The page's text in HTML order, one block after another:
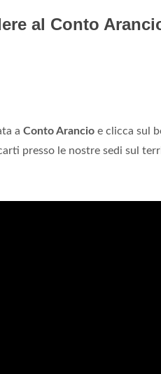
al Conto
a Conto Arancio e clicca sul
presso le nostre sedi sul